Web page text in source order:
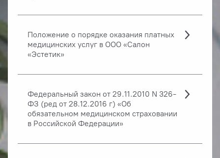
Положение о порядке оказания платных
медицинских услуг в ООО «Салон
«Эстетик»
Федеральный закон от 29.11.2010 N 326-
ФЗ (ред от 28.12.2016 г) «Об
обязательном медицинском страховании
в Российской Федерации»